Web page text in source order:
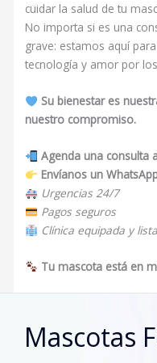
cuidar la salud de tu
No importa si es una
grave: estamos aquí
tecnología y amor por
Su bienestar es
nuestro compromiso.
Agenda una consulta
Envíanos un
Urgencias 24/7
Pagos seguros
Clínica equipada y
Tu mascota está en
Mascotas